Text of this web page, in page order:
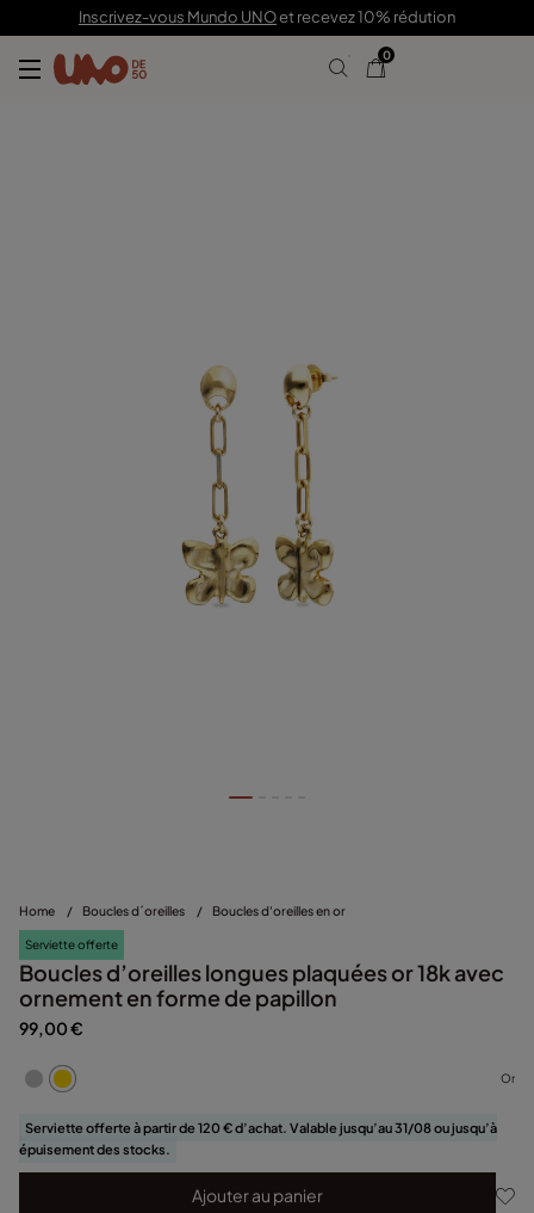
Inscrivez-vous Mundo UNOet recevez 10% rédution
0
Home / Boucles d´oreilles / Boucles d'oreilles en or
Serviette offerte
Boucles d’oreilles longues plaquées or 18k avec
ornement en forme de papillon
99,00 €
Or
Serviette offerte à partir de 120 € d’achat. Valable jusqu’au 31/08 ou jusqu’à
épuisement des stocks.
Ajouter au panier